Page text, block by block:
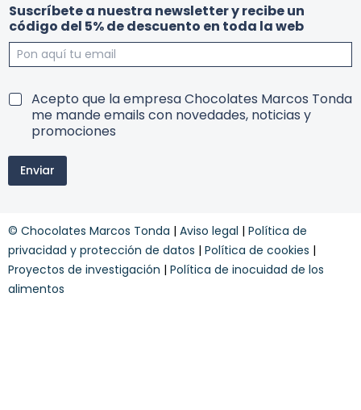
l
a
T
m
i
s
y
*
Suscríbete a nuestra newsletter y recibe un
código del 5% de descuento en toda la web
T
i
o
c
o
n
d
i
Acepto que la empresa Chocolates Marcos Tonda
me mande emails con novedades, noticias y
promociones
Enviar
© Chocolates Marcos Tonda | Aviso legal | Política de
privacidad y protección de datos | Política de cookies |
Proyectos de investigación | Política de inocuidad de los
alimentos